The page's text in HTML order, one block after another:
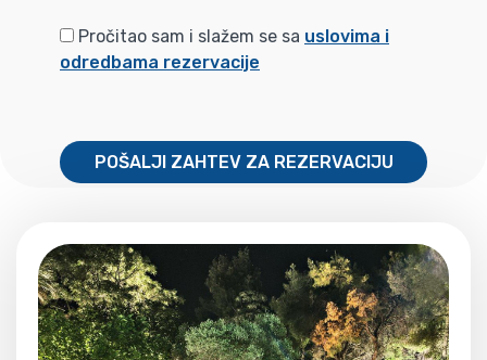
Pročitao sam i slažem se sa uslovima i
odredbama rezervacije
POŠALJI ZAHTEV ZA REZERVACIJU